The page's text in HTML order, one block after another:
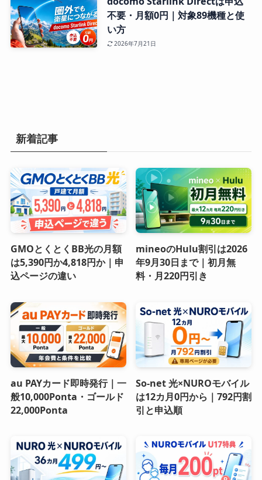
不要・月額0円｜対象89機種と使
い方
2026年7月21日
新着記事
GMOとくとくBB光の月額
は5,390円か4,818円か｜申
込ページの違い
mineoのHulu割引は2026
年9月30日まで｜初月無
料・月220円引き
au PAYカード即時発行｜一
般10,000Ponta・ゴールド
22,000Ponta
So-net 光×NUROモバイル
は12カ月0円から｜792円割
引と申込順